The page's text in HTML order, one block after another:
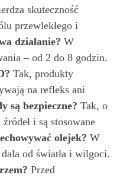
skuteczność
przewlekłego i
działanie? W
– od 2 do 8 godzin.
Tak, produkty
na refleks ani
są bezpieczne? Tak, o
i są stosowane
olejek? W
od światła i wilgoci.
Przed